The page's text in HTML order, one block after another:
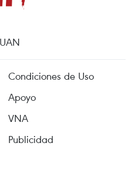
Condiciones de Uso
Apoyo
VNA
Publicidad